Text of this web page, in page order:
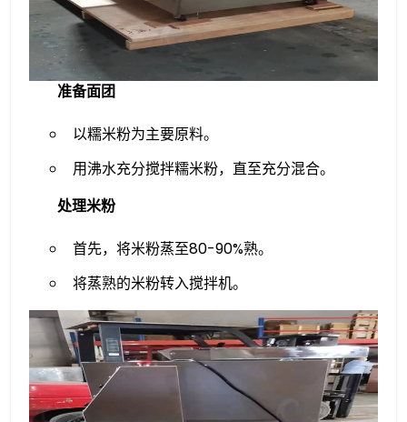
准备面团
以糯米粉为主要原料。
用沸水充分搅拌糯米粉，直至充分混合。
处理米粉
首先，将米粉蒸至80-90%熟。
将蒸熟的米粉转入搅拌机。